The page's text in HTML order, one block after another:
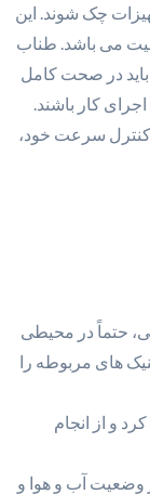
چک شوند. این
می باشد. طناب
باید در صحت کامل
کار باشند.
کنترل سرعت خود،
حتماً در محیطی
های مربوطه را
و از انجام
وضعیت آب و هوا و